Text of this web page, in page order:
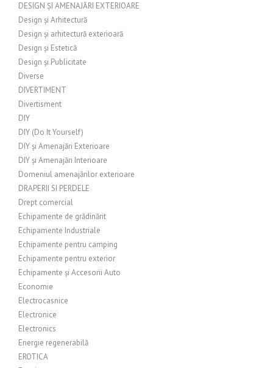
DESIGN ȘI AMENAJĂRI EXTERIOARE
Design și Arhitectură
Design și arhitectură exterioară
Design și Estetică
Design și Publicitate
Diverse
DIVERTIMENT
Divertisment
DIY
DIY (Do It Yourself)
DIY și Amenajări Exterioare
DIY și Amenajări Interioare
Domeniul amenajărilor exterioare
DRAPERII SI PERDELE
Drept comercial
Echipamente de grădinărit
Echipamente Industriale
Echipamente pentru camping
Echipamente pentru exterior
Echipamente și Accesorii Auto
Economie
Electrocasnice
Electronice
Electronics
Energie regenerabilă
EROTICA